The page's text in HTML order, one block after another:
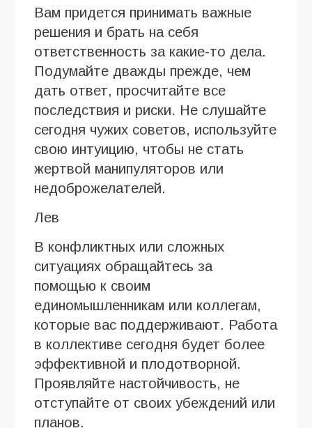
Вам придется принимать важные
решения и брать на себя
ответственность за какие-то дела.
Подумайте дважды прежде, чем
дать ответ, просчитайте все
последствия и риски. Не слушайте
сегодня чужих советов, используйте
свою интуицию, чтобы не стать
жертвой манипуляторов или
недоброжелателей.
Лев
В конфликтных или сложных
ситуациях обращайтесь за
помощью к своим
единомышленникам или коллегам,
которые вас поддерживают. Работа
в коллективе сегодня будет более
эффективной и плодотворной.
Проявляйте настойчивость, не
отступайте от своих убеждений или
планов.